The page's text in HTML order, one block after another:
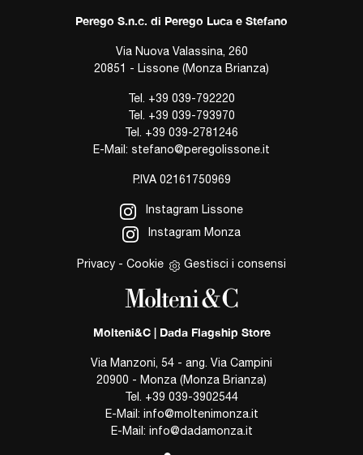
Perego S.n.c. di Perego Luca e Stefano
Via Nuova Valassina, 260
20851 - Lissone (Monza Brianza)
Tel. +39 039-792220
Tel. +39 039-793970
Tel. +39 039-2781246
E-Mail: stefano@peregolissone.it
P.IVA 02161750969
Instagram Lissone
Instagram Monza
Privacy - Cookie Gestisci i consensi
Molteni&C | Dada Flagship Store
Via Manzoni, 54 - ang. Via Campini
20900 - Monza (Monza Brianza)
Tel. +39 039-3902544
E-Mail: info@moltenimonza.it
E-Mail: info@dadamonza.it